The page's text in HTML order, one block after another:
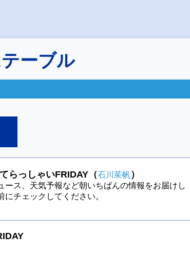
ーブル
らっしゃいFRIDAY（石川茱帆）
ース、天気予報など朝いちばんの情報をお届けし
にチェックしてください。